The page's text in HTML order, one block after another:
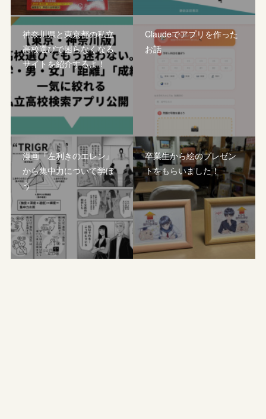
神奈川県と東京都の私立
高校選びで困らなくなる
サイトを紹介するよ！
Claudeでアプリを作った
お話
漫画『左利きのエレン』
から集中力について学ぼ
う
卒業生から絵のプレゼン
トをもらいました！